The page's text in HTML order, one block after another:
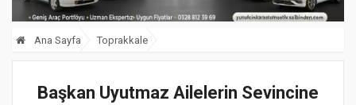
Ana Sayfa Toprakkale
Başkan Uyutmaz Ailelerin Sevincine